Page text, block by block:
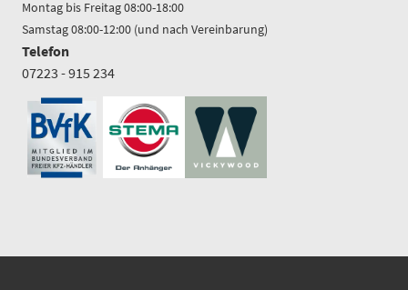
Montag bis Freitag 08:00-18:00
Samstag 08:00-12:00 (und nach Vereinbarung)
Telefon
07223 - 915 234